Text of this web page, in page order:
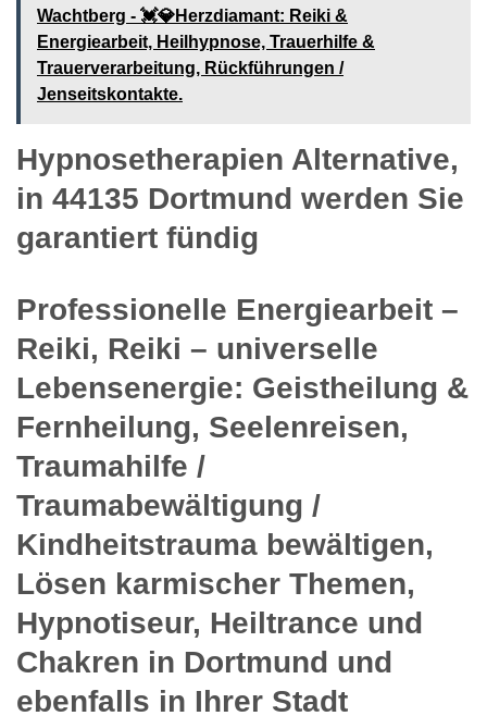
Wachtberg - 💓️💎Herzdiamant: Reiki &
Energiearbeit, Heilhypnose, Trauerhilfe &
Trauerverarbeitung, Rückführungen /
Jenseitskontakte.
Hypnosetherapien Alternative,
in 44135 Dortmund werden Sie
garantiert fündig
Professionelle Energiearbeit –
Reiki, Reiki – universelle
Lebensenergie: Geistheilung &
Fernheilung, Seelenreisen,
Traumahilfe /
Traumabewältigung /
Kindheitstrauma bewältigen,
Lösen karmischer Themen,
Hypnotiseur, Heiltrance und
Chakren in Dortmund und
ebenfalls in Ihrer Stadt